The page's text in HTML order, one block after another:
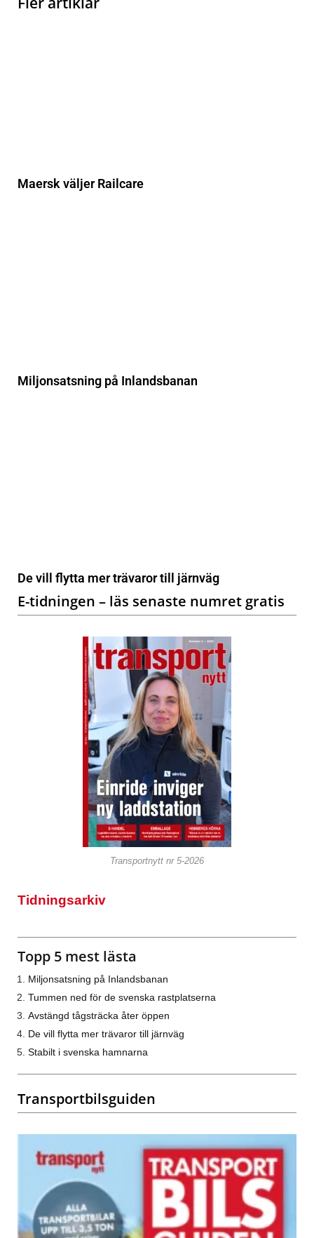
Maersk väljer Railcare
Miljonsatsning på Inlandsbanan
De vill flytta mer trävaror till järnväg
E-tidningen – läs senaste numret gratis
Transportnytt nr 5-2026
Tidningsarkiv
Topp 5 mest lästa
Miljonsatsning på Inlandsbanan
Tummen ned för de svenska rastplatserna
Avstängd tågsträcka åter öppen
De vill flytta mer trävaror till järnväg
Stabilt i svenska hamnarna
Transportbilsguiden